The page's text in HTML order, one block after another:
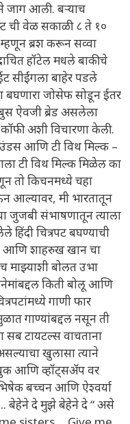
जाग आली. बऱ्याच
ची वेळ सकाळी ८ ते १०
ब्रश करून सव्वा
हॉटेल मधले बाकीचे
सीईंगला बाहेर पडले
बघणारा जोसेफ सोडून ईतर
ऐवजी ब्रेड असलेला
अशी विचारणा केली.
आणि टी विथ मिल्क –
टी विथ मिल्क मिळेल का
तो किचनमध्ये चहा
आल्यावर, मी भारतातून
जुजबी संभाषणातून त्याला
चित्रपट बघण्याची
शाहरुख खान चा
माझ्याशी बोलत उभा
किती बोलू आणि
गाणी फार
गाण्यांबद्दल नसून ती
सब टायटल्स वाचताना
असल्याचा खुलासा त्याने
आणि व्हॉट्सॲप वर
बच्चन आणि ऐश्वर्या
बेहेने दे मुझे बेहेने दे “ असे